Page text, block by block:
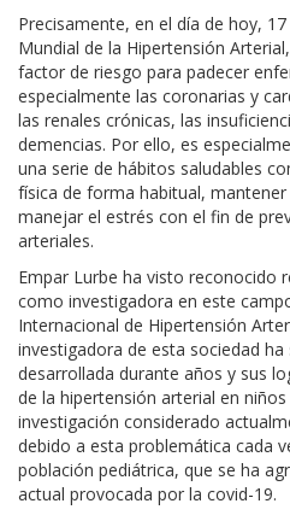
Precisamente, en el día de hoy,
Mundial de la Hipertensión
factor de riesgo para padecer
especialmente las coronarias y
las renales crónicas, las
demencias. Por ello, es
una serie de hábitos saludables
física de forma habitual,
manejar el estrés con el fin de
arteriales.
Empar Lurbe ha visto reconocido
como investigadora en este
Internacional de Hipertensión
investigadora de esta sociedad
desarrollada durante años y sus
de la hipertensión arterial en
investigación considerado
debido a esta problemática cada
población pediátrica, que se ha
actual provocada por la covid-19.